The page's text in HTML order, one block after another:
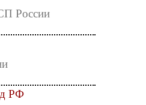
России
РФ